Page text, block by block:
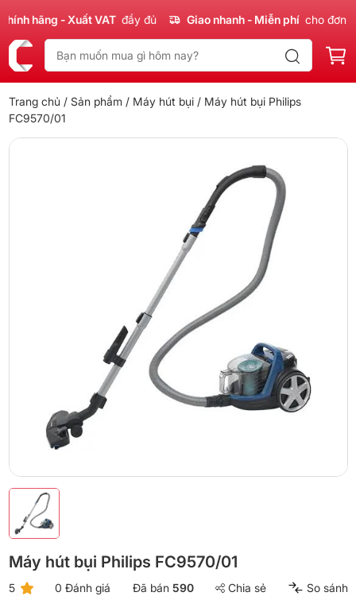
hãng - Xuất VAT đầy đủ Giao nhanh - Miễn phí cho đơn
Trang chủ / Sản phẩm / Máy hút bụi/ Máy hút bụi Philips
FC9570/01
Máy hút bụi Philips FC9570/01
5 0 Đánh giá Đã bán 590 Chia sẻ So sánh